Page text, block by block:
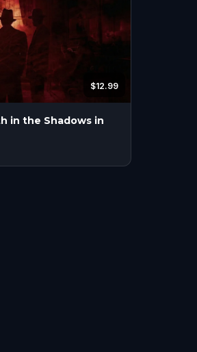
$12.99
in the Shadows in